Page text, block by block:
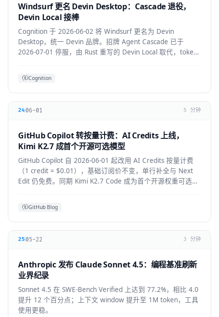
Windsurf 更名 Devin Desktop：Cascade 退役，
Devin Local 接棒
Cognition 于 2026-06-02 将 Windsurf 更名为 Devin
Desktop，统一 Devin 品牌。招牌 Agent Cascade 已于
2026-07-01 停服，由 Rust 重写的 Devin Local 取代，token
Cognition
2406-01 5 分钟
GitHub Copilot 转按量计费：AI Credits 上线，
Kimi K2.7 成首个开源可选模型
GitHub Copilot 自 2026-06-01 起改用 AI Credits 按量计费
（1 credit = $0.01），基础订阅价不变，单行补全与 Next
Edit 仍免费。同期 Kimi K2.7 Code 成为首个开源权重可选模
GitHub Blog
25 05-22 3 分钟
Anthropic 发布 Claude Sonnet 4.5：编程基准刷新
业界纪录
Sonnet 4.5 在 SWE-Bench Verified 上达到 77.2%，相比 4.0
提升 12 个百分点；上下文 window 提升至 1M token，工具
使用更稳。